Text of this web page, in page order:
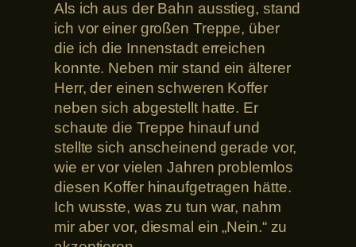
Als ich aus der Bahn ausstieg, stand
ich vor einer großen Treppe, über
die ich die Innenstadt erreichen
konnte. Neben mir stand ein älterer
Herr, der einen schweren Koffer
neben sich abgestellt hatte. Er
schaute die Treppe hinauf und
stellte sich anscheinend gerade vor,
wie er vor vielen Jahren problemlos
diesen Koffer hinaufgetragen hätte.
Ich wusste, was zu tun war, nahm
mir aber vor, diesmal ein „Nein.“ zu